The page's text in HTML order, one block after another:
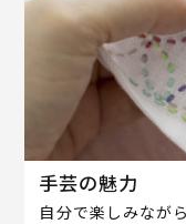
手芸の魅力
自分で楽しみなが